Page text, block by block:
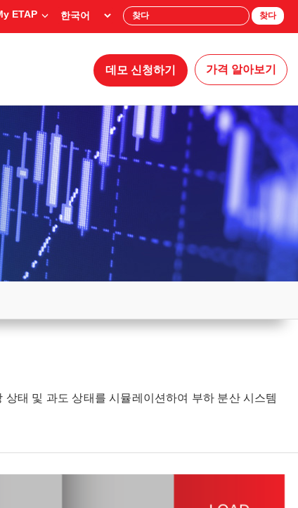
ETAP 찾다
데모 신청하기 가격 알아보기
태 및 과도 상태를 시뮬레이션하여 부하 분산 시스템